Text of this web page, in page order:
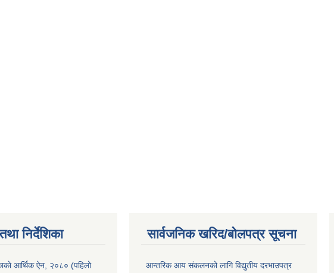
निर्देशिका
आर्थिक ऐन, २०८० (पहिलो
सार्वजनिक खरिद/बोलपत्र सूचना
आन्तरिक आय संकलनको लागि विद्युतीय दरभाउपत्र